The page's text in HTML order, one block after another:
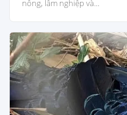
nông, lâm nghiệp và...